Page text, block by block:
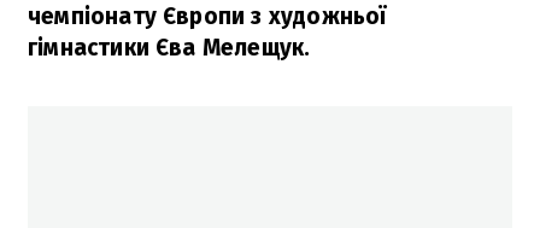
чемпіонату Європи з художньої
гімнастики Єва Мелещук.